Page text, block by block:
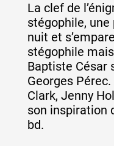
La clef de
stégophile,
nuit et
stégophile
Baptiste César
Georges
Clark, Jenny
son inspiration
bd.